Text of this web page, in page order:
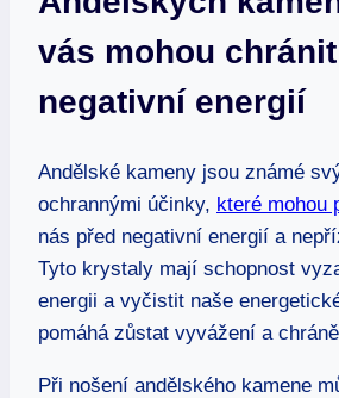
vás mohou
negativní energií
Andělské kameny jsou známé
ochrannými účinky, které mohou
nás před negativní energií a
Tyto krystaly mají schopnost
energii a vyčistit naše
pomáhá zůstat vyvážení a
Při nošení andělského kamene